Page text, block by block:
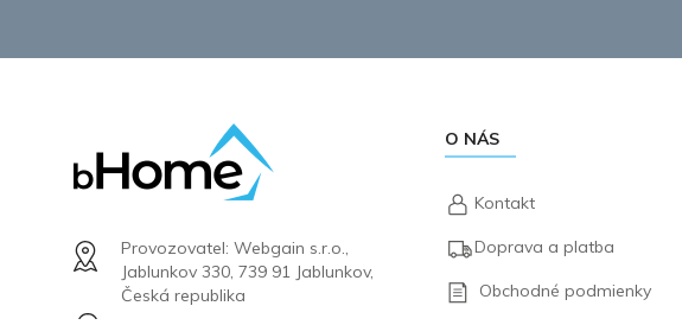
Provozovatel: Webgain s.r.o.,
Jablunkov 330, 739 91 Jablunkov,
Česká republika
O NÁS
Kontakt
Doprava a platba
Obchodné podmienky